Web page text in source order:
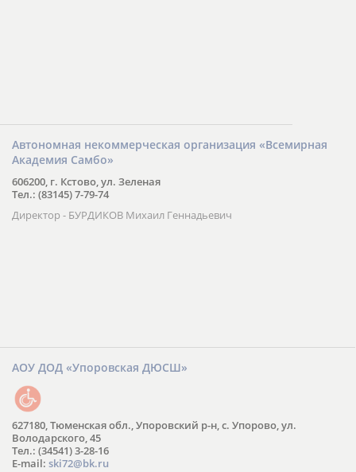
Автономная некоммерческая организация «Всемирная
Академия Самбо»
606200, г. Кстово, ул. Зеленая
Тел.: (83145) 7-79-74
Директор - БУРДИКОВ Михаил Геннадьевич
АОУ ДОД «Упоровская ДЮСШ»
627180, Тюменская обл., Упоровский р-н, с. Упорово, ул.
Володарского, 45
Тел.: (34541) 3-28-16
E-mail: ski72@bk.ru